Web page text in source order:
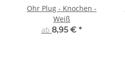
Ohr Plug - Knochen -
Weiß
ab 8,95 € *